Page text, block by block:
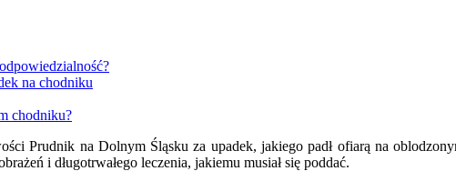
na chodniku
chodniku?
Prudnik na Dolnym Śląsku za upadek, jakiego padł ofiarą na
i długotrwałego leczenia, jakiemu musiał się poddać.